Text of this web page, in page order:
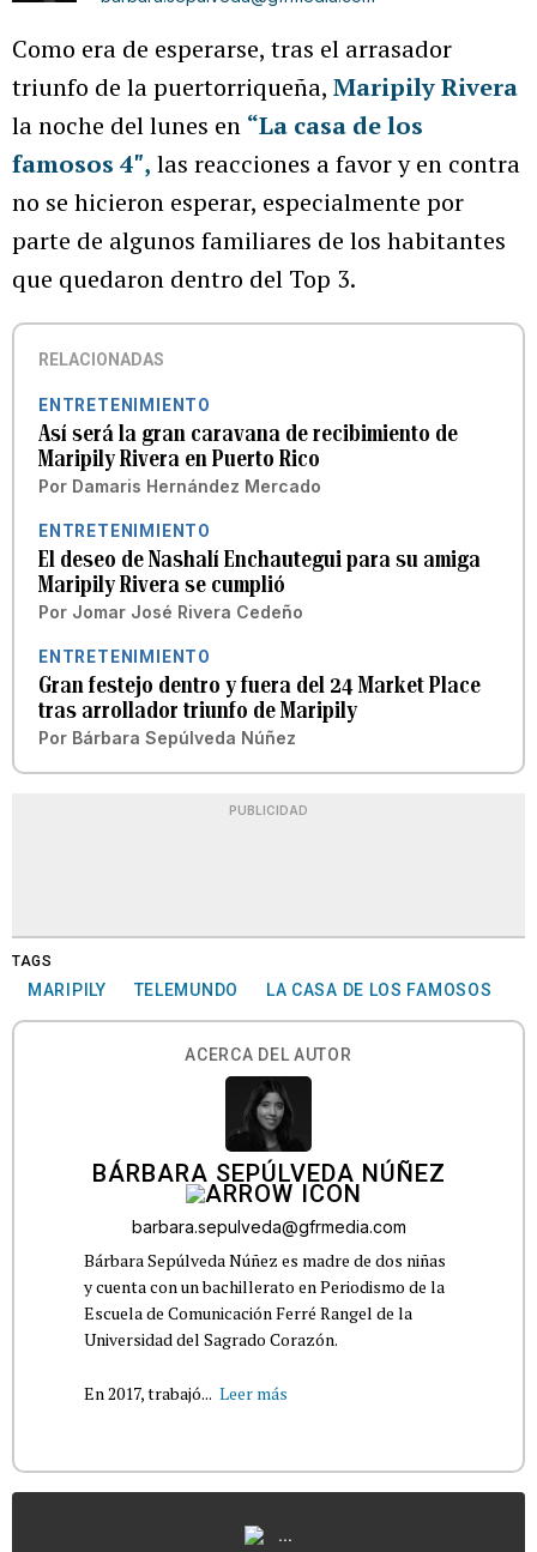
Como era de esperarse, tras el arrasador
triunfo de la puertorriqueña, Maripily Rivera
la noche del lunes en “La casa de los
famosos 4″, las reacciones a favor y en contra
no se hicieron esperar, especialmente por
parte de algunos familiares de los habitantes
que quedaron dentro del Top 3.
RELACIONADAS
ENTRETENIMIENTO
Así será la gran caravana de recibimiento de
Maripily Rivera en Puerto Rico
Por Damaris Hernández Mercado
ENTRETENIMIENTO
El deseo de Nashalí Enchautegui para su amiga
Maripily Rivera se cumplió
Por Jomar José Rivera Cedeño
ENTRETENIMIENTO
Gran festejo dentro y fuera del 24 Market Place
tras arrollador triunfo de Maripily
Por Bárbara Sepúlveda Núñez
PUBLICIDAD
TAGS
MARIPILY TELEMUNDO LA CASA DE LOS FAMOSOS
ACERCA DEL AUTOR
BÁRBARA SEPÚLVEDA NÚÑEZ
barbara.sepulveda@gfrmedia.com
Bárbara Sepúlveda Núñez es madre de dos niñas
y cuenta con un bachillerato en Periodismo de la
Escuela de Comunicación Ferré Rangel de la
Universidad del Sagrado Corazón.
En 2017, trabajó... Leer más
...